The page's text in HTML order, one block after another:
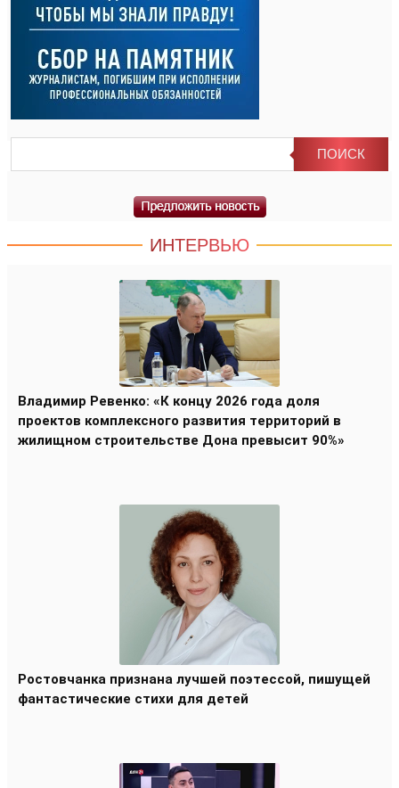
ИНТЕРВЬЮ
Владимир Ревенко: «К концу 2026 года доля
проектов комплексного развития территорий в
жилищном строительстве Дона превысит 90%»
Ростовчанка признана лучшей поэтессой, пишущей
фантастические стихи для детей